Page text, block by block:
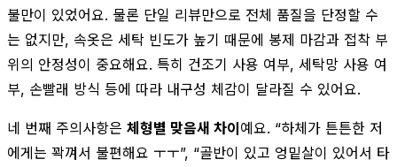
불만이 있었어요. 물론 단일 리뷰만으로 전체 품질을 단정할 수
는 없지만, 속옷은 세탁 빈도가 높기 때문에 봉제 마감과 접착 부
위의 안정성이 중요해요. 특히 건조기 사용 여부, 세탁망 사용 여
부, 손빨래 방식 등에 따라 내구성 체감이 달라질 수 있어요.
네 번째 주의사항은 체형별 맞음새 차이예요. “하체가 튼튼한 저
에게는 꽉껴서 불편해요 ㅜㅜ”, “골반이 있고 엉밑살이 있어서 타